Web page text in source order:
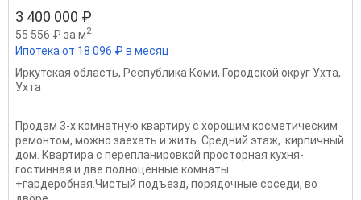
3 400 000 ₽
55 556 ₽ за м2
Ипотека от 18 096 ₽ в месяц
Иркутская область, Республика Коми, Городской округ Ухта,
Ухта
Продам 3-х комнатную квартиру с хорошим косметическим
ремонтом, можно заехать и жить. Средний этаж, кирпичный
дом. Квартира с перепланировкой просторная кухня-
гостинная и две полноценные комнаты
+гардеробная.Чистый подъезд, порядочные соседи, во